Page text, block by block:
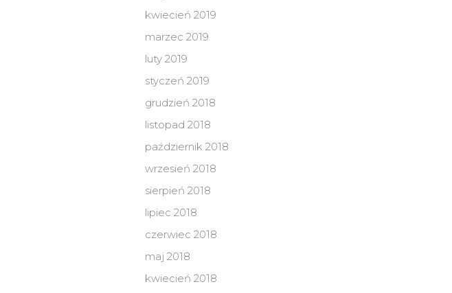
kwiecień 2019
marzec 2019
luty 2019
styczeń 2019
grudzień 2018
listopad 2018
październik 2018
wrzesień 2018
sierpień 2018
lipiec 2018
czerwiec 2018
maj 2018
kwiecień 2018